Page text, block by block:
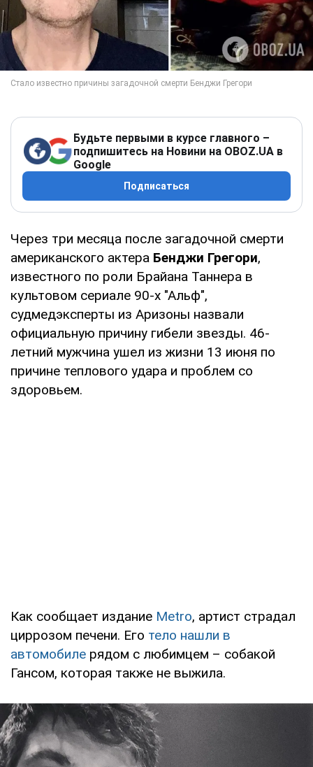
Будьте первыми в курсе главного –
подпишитесь на Новини на OBOZ.UA в
Google
Подписаться
Через три месяца после загадочной смерти
американского актера Бенджи Грегори,
известного по роли Брайана Таннера в
культовом сериале 90-х "Альф",
судмедэксперты из Аризоны назвали
официальную причину гибели звезды. 46-
летний мужчина ушел из жизни 13 июня по
причине теплового удара и проблем со
здоровьем.
Как сообщает издание Metro, артист страдал
циррозом печени. Его тело нашли в
автомобиле рядом с любимцем – собакой
Гансом, которая также не выжила.